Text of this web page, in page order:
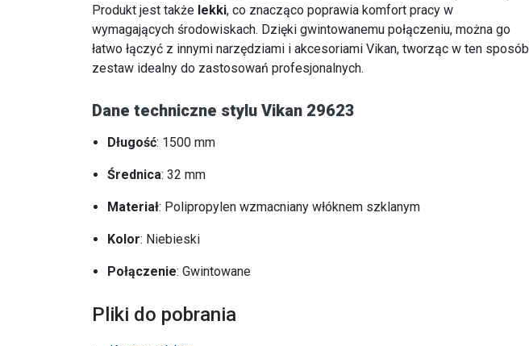
Produkt jest także lekki, co znacząco poprawia komfort pracy w
wymagających środowiskach. Dzięki gwintowanemu połączeniu, można go
łatwo łączyć z innymi narzędziami i akcesoriami Vikan, tworząc w ten sposób
zestaw idealny do zastosowań profesjonalnych.
Dane techniczne stylu Vikan 29623
Długość: 1500 mm
Średnica: 32 mm
Materiał: Polipropylen wzmacniany włóknem szklanym
Kolor: Niebieski
Połączenie: Gwintowane
Pliki do pobrania